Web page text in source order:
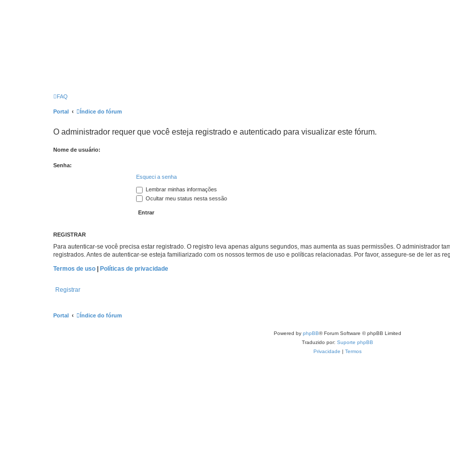
FAQ
Portal Índice do fórum
O administrador requer que você esteja registrado e autenticado para visualizar este fórum.
Nome de usuário:
Senha:
Esqueci a senha
Lembrar minhas informações
Ocultar meu status nesta sessão
REGISTRAR
Para autenticar-se você precisa estar registrado. O registro leva apenas alguns segundos, mas aumenta as suas permissões. O administrador
registrados. Antes de autenticar-se esteja familiarizado com os nossos termos de uso e políticas relacionadas. Por favor, assegure-se de ler as
Termos de uso | Políticas de privacidade
Registrar
Portal Índice do fórum
Powered by phpBB® Forum Software © phpBB Limited
Traduzido por: Suporte phpBB
Privacidade | Termos